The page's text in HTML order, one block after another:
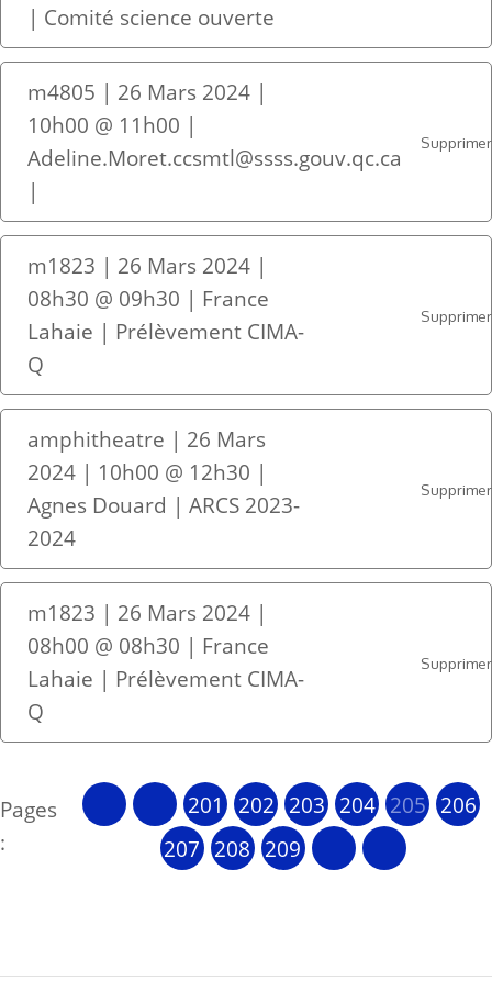
| Comité science ouverte
m4805 | 26 Mars 2024 |
10h00 @ 11h00 |
Adeline.Moret.ccsmtl@ssss.gouv.qc.ca
|
Supprimer
m1823 | 26 Mars 2024 |
08h30 @ 09h30 | France
Lahaie | Prélèvement CIMA-
Q
Supprimer
amphitheatre | 26 Mars
2024 | 10h00 @ 12h30 |
Agnes Douard | ARCS 2023-
2024
Supprimer
m1823 | 26 Mars 2024 |
08h00 @ 08h30 | France
Lahaie | Prélèvement CIMA-
Q
Supprimer
Pages
:
201 202 203 204 205 206
207 208 209